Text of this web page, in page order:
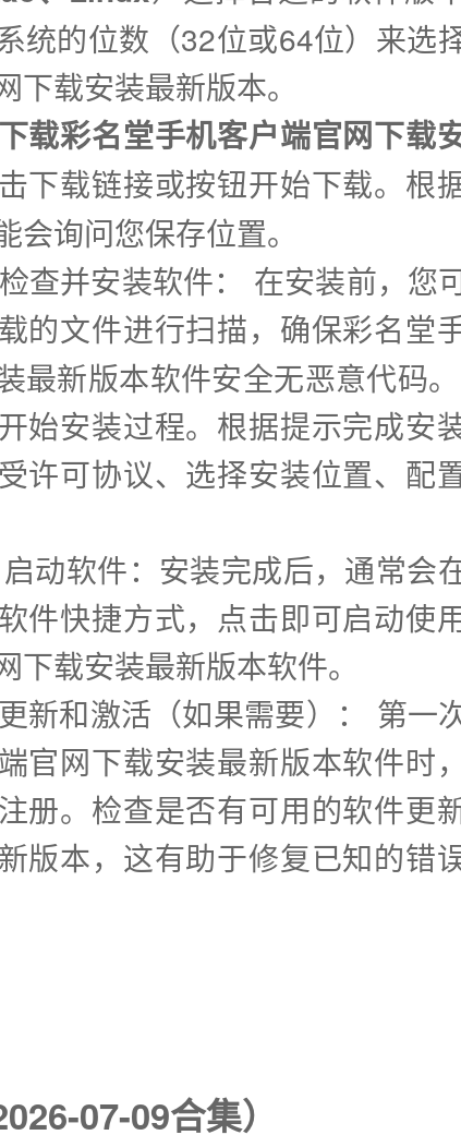
统的位数（32位或64位）来选
下载安装最新版本。
下载彩名堂手机客户端官网下载
下载链接或按钮开始下载。根
会询问您保存位置。
查并安装软件： 在安装前，您
的文件进行扫描，确保彩名堂
最新版本软件安全无恶意代码
始安装过程。根据提示完成安装
许可协议、选择安装位置、配
动软件：安装完成后，通常会
件快捷方式，点击即可启动使
下载安装最新版本软件。
新和激活（如果需要）： 第一
官网下载安装最新版本软件时
册。检查是否有可用的软件更
版本，这有助于修复已知的错
07-09合集）